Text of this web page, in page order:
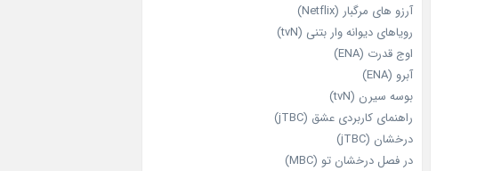
آرزو های مرگبار (Netflix)
رویاهای دیوانه‌ وار بتنی (tvN)
اوج قدرت (ENA)
آبرو (ENA)
بوسه سیرن (tvN)
راهنمای کاربردی عشق (jTBC)
درخشان (jTBC)
در فصل درخشان تو (MBC)